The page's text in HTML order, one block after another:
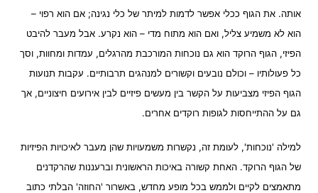
אותה. את הגוף ככלי אפשר לדמות למיתר של כלי נגינה; אם הוא רפוי –
הוא לא משמיע צליל, ואם הוא מתוח מדי – הוא נקרע. אבל מעבר להיבט
הפיזי, הגוף הרוקד הוא גם נוכחות המורכבת מהרגלים, עמדות ומחוות, וסך
כל פעולותיו – וכולם נובעים וקשורים למנהגים תרבותיים. עקבות תנועות
הגוף הפיזי מצביעות על הקשר בין מעשים פיזיים לבין אירועים חיצוניים, אך
גם על ההתייחסות לגופות רוקדים אחרים.
למילה 'נוכחות', לעומת זה, נקשרות משמעויות שהן מעבר לאיכויות הפיזיות
של הגוף הרוקד. האחת קשורה באיכות הראשונית וברעננות שהרקדנים
מתאמצים לקיים ולממש בכל מופע מחדש, באשרור 'החוזה' הבלתי כתוב